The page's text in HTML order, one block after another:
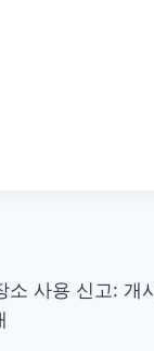
소 사용 신고: 개